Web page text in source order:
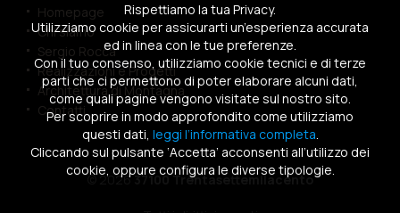
Homepage
Chi siamo
Sergio Rocca
Realizzazioni e Progetti
Architettura di Montagna
Contatti
© 202637100 Trentasettemilacento
Rispettiamo la tua Privacy.
Utilizziamo cookie per assicurarti un’esperienza accurata
ed in linea con le tue preferenze.
Con il tuo consenso, utilizziamo cookie tecnici e di terze
parti che ci permettono di poter elaborare alcuni dati,
come quali pagine vengono visitate sul nostro sito.
Per scoprire in modo approfondito come utilizziamo
questi dati, leggi l’informativa completa.
Cliccando sul pulsante ‘Accetta’ acconsenti all’utilizzo dei
cookie, oppure configura le diverse tipologie.